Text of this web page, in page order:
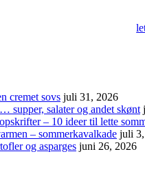
cremet sovs juli 31, 2026
supper, salater og andet skønt
– 10 ideer til lette
– sommerkavalkade juli
og asparges juni 26, 2026